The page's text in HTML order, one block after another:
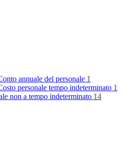
annuale del personale 1
personale tempo indeterminato 1
non a tempo indeterminato 14